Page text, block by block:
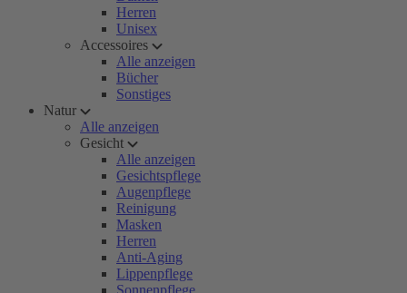
Herren
Unisex
Accessoires
Alle anzeigen
Bücher
Sonstiges
Natur
Alle anzeigen
Gesicht
Alle anzeigen
Gesichtspflege
Augenpflege
Reinigung
Masken
Herren
Anti-Aging
Lippenpflege
Sonnenpflege